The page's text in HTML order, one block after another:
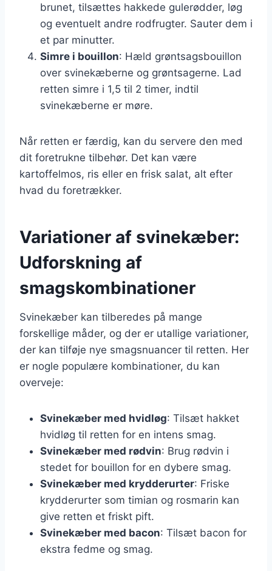
brunet, tilsættes hakkede gulerødder, løg
og eventuelt andre rodfrugter. Sauter dem i
et par minutter.
Simre i bouillon: Hæld grøntsagsbouillon
over svinekæberne og grøntsagerne. Lad
retten simre i 1,5 til 2 timer, indtil
svinekæberne er møre.
Når retten er færdig, kan du servere den med
dit foretrukne tilbehør. Det kan være
kartoffelmos, ris eller en frisk salat, alt efter
hvad du foretrækker.
Variationer af svinekæber:
Udforskning af
smagskombinationer
Svinekæber kan tilberedes på mange
forskellige måder, og der er utallige variationer,
der kan tilføje nye smagsnuancer til retten. Her
er nogle populære kombinationer, du kan
overveje:
Svinekæber med hvidløg: Tilsæt hakket
hvidløg til retten for en intens smag.
Svinekæber med rødvin: Brug rødvin i
stedet for bouillon for en dybere smag.
Svinekæber med krydderurter: Friske
krydderurter som timian og rosmarin kan
give retten et friskt pift.
Svinekæber med bacon: Tilsæt bacon for
ekstra fedme og smag.